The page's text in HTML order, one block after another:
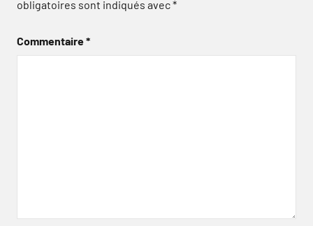
obligatoires sont indiqués avec*
Commentaire*